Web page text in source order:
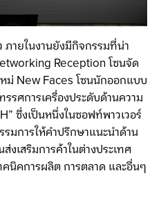
ายในงานยังมีกิจกรรมที่น่า
Reception โซนจัด
ม่ New Faces โซนนักออกแบบ
รศการเครื่องประดับด้านความ
ซึ่งเป็นหนึ่งในซอฟท์พาวเวอร์
มการให้คำปรึกษาแนะนำด้าน
งเสริมการค้าในต่างประเทศ
นิคการผลิต การตลาด และอื่นๆ